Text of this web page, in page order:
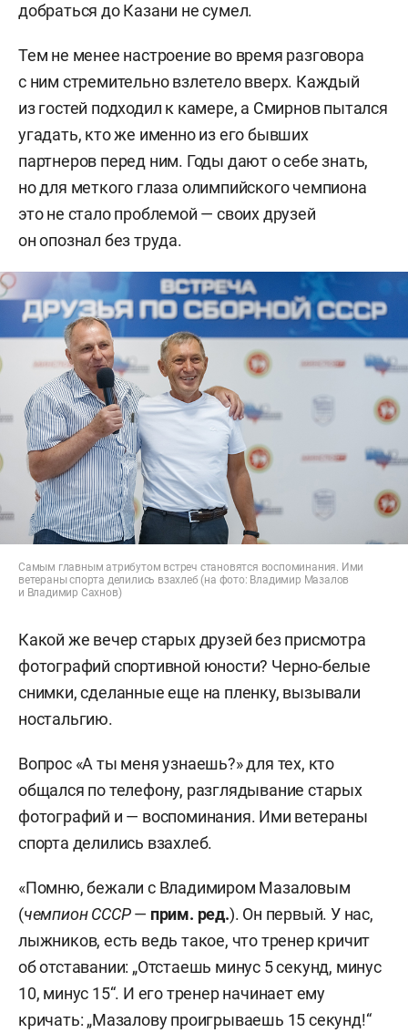
добраться до Казани не сумел.
Тем не менее настроение во время разговора
с ним стремительно взлетело вверх. Каждый
из гостей подходил к камере, а Смирнов пытался
угадать, кто же именно из его бывших
партнеров перед ним. Годы дают о себе знать,
но для меткого глаза олимпийского чемпиона
это не стало проблемой — своих друзей
он опознал без труда.
Самым главным атрибутом встреч становятся воспоминания. Ими
ветераны спорта делились взахлеб (на фото: Владимир Мазалов
и Владимир Сахнов)
Какой же вечер старых друзей без присмотра
фотографий спортивной юности? Черно-белые
снимки, сделанные еще на пленку, вызывали
ностальгию.
Вопрос «А ты меня узнаешь?» для тех, кто
общался по телефону, разглядывание старых
фотографий и — воспоминания. Ими ветераны
спорта делились взахлеб.
«Помню, бежали с Владимиром Мазаловым
(чемпион СССР— прим. ред.). Он первый. У нас,
лыжников, есть ведь такое, что тренер кричит
об отставании: „Отстаешь минус 5 секунд, минус
10, минус 15“. И его тренер начинает ему
кричать: „Мазалову проигрываешь 15 секунд!“